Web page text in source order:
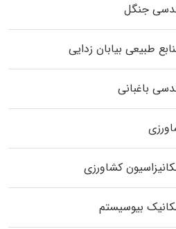
جنگل
طبیعی بیابان زدایی
باغبانی
کشاورزی
بیوسیستم